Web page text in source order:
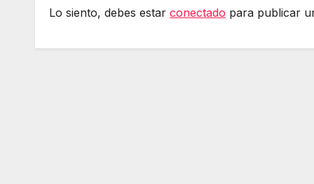
Lo siento, debes estar conectado para publicar